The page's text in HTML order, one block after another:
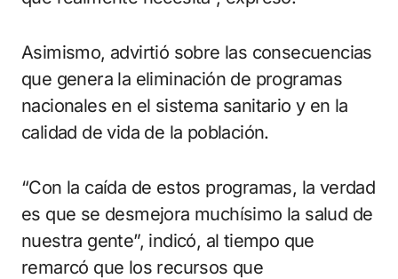
Asimismo, advirtió sobre las consecuencias
que genera la eliminación de programas
nacionales en el sistema sanitario y en la
calidad de vida de la población.
“Con la caída de estos programas, la verdad
es que se desmejora muchísimo la salud de
nuestra gente”, indicó, al tiempo que
remarcó que los recursos que